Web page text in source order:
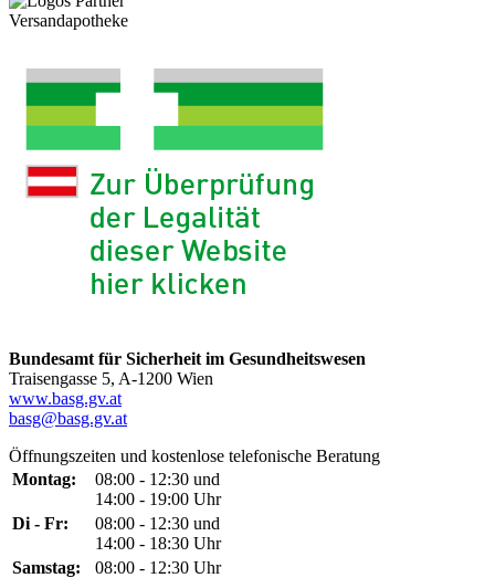
Versandapotheke
Bundesamt für Sicherheit im Gesundheitswesen
Traisengasse 5, A-1200 Wien
www.basg.gv.at
basg@basg.gv.at
Öffnungszeiten und kostenlose telefonische Beratung
Montag:
08:00 - 12:30 und
14:00 - 19:00 Uhr
Di - Fr:
08:00 - 12:30 und
14:00 - 18:30 Uhr
Samstag:
08:00 - 12:30 Uhr